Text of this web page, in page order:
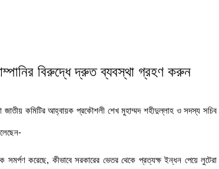
বিরুদ্ধে দ্রুত ব্যবস্থা গ্রহণ করুন
জাতীয় কমিটির আহ্বায়ক প্রকৌশলী শেখ মুহাম্মদ শহীদুল্লাহ ও সদস্য সচিব
সমর্পণ করেছে, কীভাবে সরকারের ভেতর থেকে প্রত্যক্ষ ইন্ধন পেয়ে লুটেরা